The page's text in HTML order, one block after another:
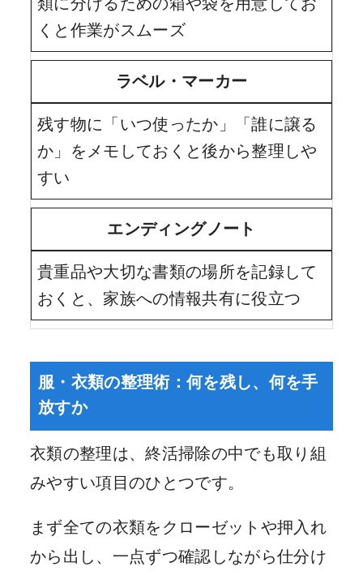
くと作業がスムーズ
ラベル・マーカー
残す物に「いつ使ったか」「誰に譲る
か」をメモしておくと後から整理しや
すい
エンディングノート
貴重品や大切な書類の場所を記録して
おくと、家族への情報共有に役立つ
服・衣類の整理術：何を残し、何を手
放すか
衣類の整理は、終活掃除の中でも取り組
みやすい項目のひとつです。
まず全ての衣類をクローゼットや押入れ
から出し、一点ずつ確認しながら仕分け